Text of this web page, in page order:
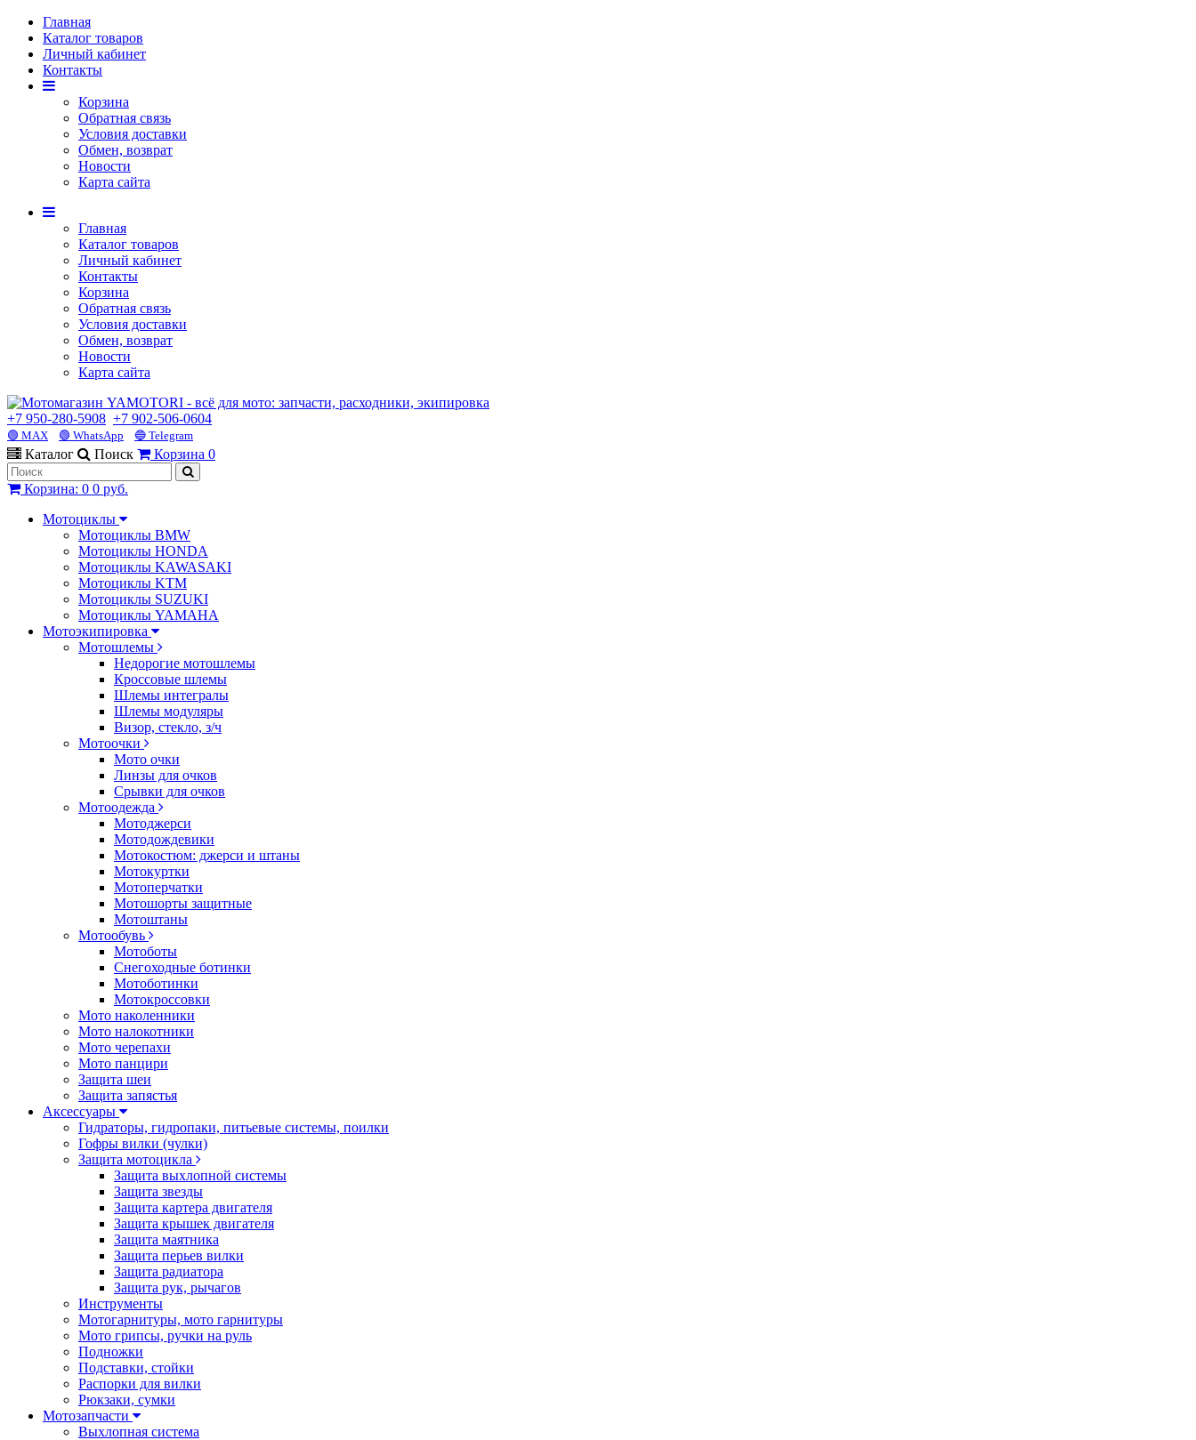
Главная
Каталог товаров
Личный кабинет
Контакты
Корзина
Обратная связь
Условия доставки
Обмен, возврат
Новости
Карта сайта
Главная
Каталог товаров
Личный кабинет
Контакты
Корзина
Обратная связь
Условия доставки
Обмен, возврат
Новости
Карта сайта
+7 950-280-5908 +7 902-506-0604
🟢 MAX 🟢 WhatsApp 🔵 Telegram
Каталог Поиск Корзина 0
Корзина: 0 0 руб.
Мотоциклы
Мотоциклы BMW
Мотоциклы HONDA
Мотоциклы KAWASAKI
Мотоциклы KTM
Мотоциклы SUZUKI
Мотоциклы YAMAHA
Мотоэкипировка
Мотошлемы
Недорогие мотошлемы
Кроссовые шлемы
Шлемы интегралы
Шлемы модуляры
Визор, стекло, з/ч
Мотоочки
Мото очки
Линзы для очков
Срывки для очков
Мотоодежда
Мотоджерси
Мотодождевики
Мотокостюм: джерси и штаны
Мотокуртки
Мотоперчатки
Мотошорты защитные
Мотоштаны
Мотообувь
Мотоботы
Снегоходные ботинки
Мотоботинки
Мотокроссовки
Мото наколенники
Мото налокотники
Мото черепахи
Мото панцири
Защита шеи
Защита запястья
Аксессуары
Гидраторы, гидропаки, питьевые системы, поилки
Гофры вилки (чулки)
Защита мотоцикла
Защита выхлопной системы
Защита звезды
Защита картера двигателя
Защита крышек двигателя
Защита маятника
Защита перьев вилки
Защита радиатора
Защита рук, рычагов
Инструменты
Мотогарнитуры, мото гарнитуры
Мото грипсы, ручки на руль
Подножки
Подставки, стойки
Распорки для вилки
Рюкзаки, сумки
Мотозапчасти
Выхлопная система